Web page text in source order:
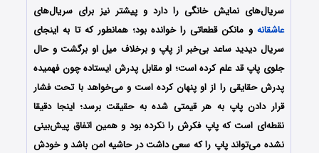
سریال‌های نمایش خانگی را دارد و پیشتر نیز برای سریال‌های
عاشقانه و مانکن قطعاتی را خوانده بود؛ همانطور که تا به اینجای
سریال دیدید ساعد بی‌خبر از پاپ و برخلاف میل او برگشت و حال
جلوی پاپ قد علم کرده است؛ او مقابل پدرش ایستاده چون فهمیده
پدرش حقایقی را از او پنهان کرده است و می‌خواهد با تحت فشار
قرار دادن پاپ به هر قیمتی شده به حقیقت برسد؛ اینجا دقیقا
نقطه‌ای است که پاپ فکرش را نکرده بود و همین اتفاق پیش‌بینی
نشده می‌تواند پاپ را که سعی داشت در حاشیه امن باشد و خودش